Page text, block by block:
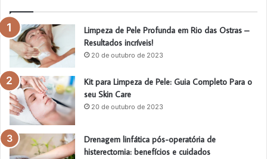
Limpeza de Pele Profunda em Rio das Ostras –
Resultados incríveis!
20 de outubro de 2023
Kit para Limpeza de Pele: Guia Completo Para o
seu Skin Care
20 de outubro de 2023
Drenagem linfática pós-operatória de
histerectomia: benefícios e cuidados